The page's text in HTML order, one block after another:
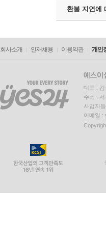
환불 지연에
회사소개 인재채용 이용약관 개인
대표 :
주소 :
사업자
이메일 :